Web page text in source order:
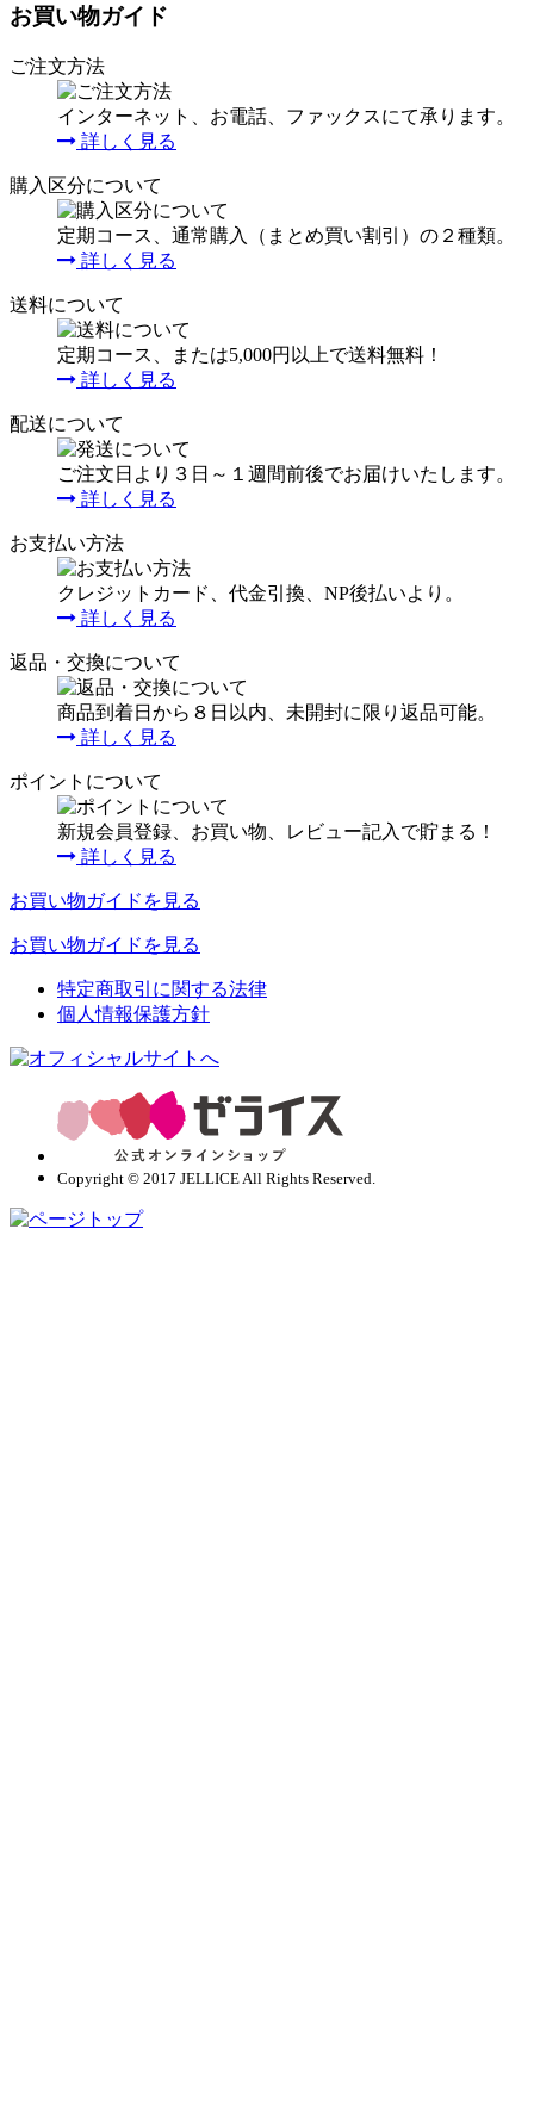
お買い物ガイド
ご注文方法
インターネット、お電話、ファックスにて承ります。
詳しく見る
購入区分について
定期コース、通常購入（まとめ買い割引）の２種類。
詳しく見る
送料について
定期コース、または5,000円以上で送料無料！
詳しく見る
配送について
ご注文日より３日～１週間前後でお届けいたします。
詳しく見る
お支払い方法
クレジットカード、代金引換、NP後払いより。
詳しく見る
返品・交換について
商品到着日から８日以内、未開封に限り返品可能。
詳しく見る
ポイントについて
新規会員登録、お買い物、レビュー記入で貯まる！
詳しく見る
お買い物ガイドを見る
お買い物ガイドを見る
特定商取引に関する法律
個人情報保護方針
Copyright © 2017 JELLICE All Rights Reserved.